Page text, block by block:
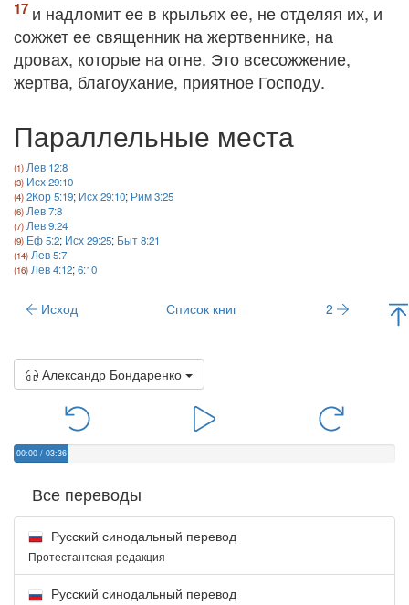
и надломит ее в крыльях ее, не отделяя их, и
сожжет ее священник на жертвеннике, на
дровах, которые на огне. Это всесожжение,
жертва, благоухание, приятное Господу.
Параллельные места
Лев 12:8
Исх 29:10
2Кор 5:19; Исх 29:10; Рим 3:25
Лев 7:8
Лев 9:24
Еф 5:2; Исх 29:25; Быт 8:21
Лев 5:7
Лев 4:12;6:10
Исход Список книг 2
Александр Бондаренко
00:00 / 03:36
Все переводы
Русский синодальный перевод
Протестантская редакция
Русский синодальный перевод